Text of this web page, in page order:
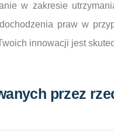
w zakresie
praw w
innowacji jest
przez